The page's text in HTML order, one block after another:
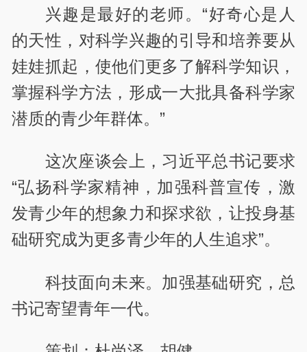
兴趣是最好的老师。“好奇心是人
的天性，对科学兴趣的引导和培养要从
娃娃抓起，使他们更多了解科学知识，
掌握科学方法，形成一大批具备科学家
潜质的青少年群体。”
这次座谈会上，习近平总书记要求
“弘扬科学家精神，加强科普宣传，激
发青少年的想象力和探求欲，让投身基
础研究成为更多青少年的人生追求”。
科技面向未来。加强基础研究，总
书记寄望青年一代。